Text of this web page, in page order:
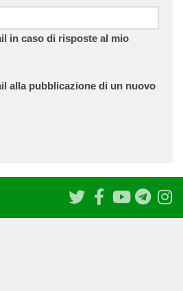
in caso di risposte al mio
alla pubblicazione di un nuovo